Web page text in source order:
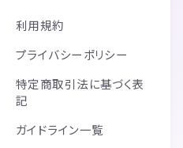
利用規約
プライバシーポリシー
特定商取引法に基づく表
記
ガイドライン一覧